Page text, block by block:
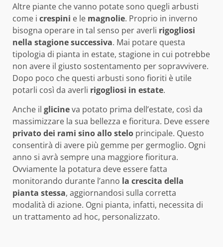
Altre piante che vanno potate sono quegli arbusti
come i crespini e le magnolie. Proprio in inverno
bisogna operare in tal senso per averli rigogliosi
nella stagione successiva. Mai potare questa
tipologia di pianta in estate, stagione in cui potrebbe
non avere il giusto sostentamento per sopravvivere.
Dopo poco che questi arbusti sono fioriti è utile
potarli così da averli rigogliosi in estate.
Anche il glicineva potato prima dell’estate, così da
massimizzare la sua bellezza e fioritura. Deve essere
privato dei rami sino allo stelo principale. Questo
consentirà di avere più gemme per germoglio. Ogni
anno si avrà sempre una maggiore fioritura.
Ovviamente la potatura deve essere fatta
monitorando durante l’anno la crescita della
pianta stessa, aggiornandosi sulla corretta
modalità di azione. Ogni pianta, infatti, necessita di
un trattamento ad hoc, personalizzato.